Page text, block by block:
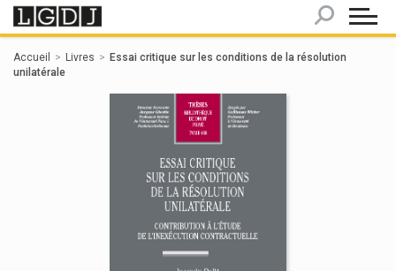
Accueil Livres
Essai critique sur les conditions de la résolution
unilatérale
Panneau de gestion des cookies